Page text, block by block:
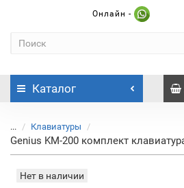
Онлайн -
Каталог
... Клавиатуры
Genius KM-200 комплект
Нет в наличии